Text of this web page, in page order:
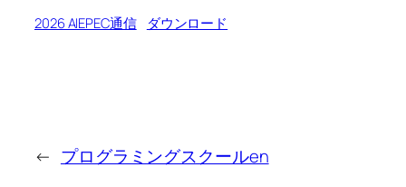
2026 AIEPEC通信 ダウンロード
← プログラミングスクールen